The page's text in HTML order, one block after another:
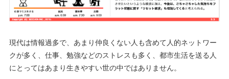
現代は情報過多で、あまり仲良くない人も含めて人的ネットワー
クが多く、仕事、勉強などのストレスも多く、都市生活を送る人
にとってはあまり生きやすい世の中ではありません。